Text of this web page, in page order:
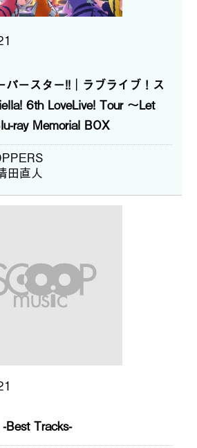
パースター!!│ラブライブ！ス
6th LoveLive! Tour ～Let
ray Memorial BOX
田直人
Best Tracks-